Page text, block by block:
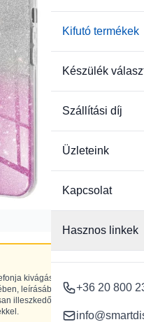
Kifutó termékek
Készülék
Szállítási díj
Üzleteink
Kapcsolat
Hasznos linkek
+36 20 800
kivágásaival, NE
leírásában szereplő
illeszkedő